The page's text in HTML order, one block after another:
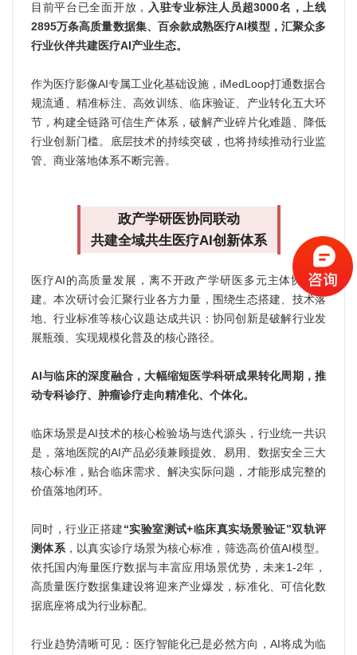
目前平台已全面开放，
入驻专业标注人员超3000名，上线
2895万条高质量数据集、百余款成熟医疗AI模型，汇聚众多
行业伙伴共建医疗AI产业生态。
作为医疗影像AI专属工业化基础设施，iMedLoop打通数据合
规流通、精准标注、高效训练、临床验证、产业转化五大环
节，构建全链路可信生产体系，破解产业碎片化难题、降低
行业创新门槛。底层技术的持续突破，也将持续推动行业监
管、商业落地体系不断完善。
政产学研医协同联动
共建全域共生医疗AI创新体系
医疗AI的高质量发展，离不开政产学研医多元主体协同共
建。本次研讨会汇聚行业各方力量，围绕生态搭建、技术落
地、行业标准等核心议题达成共识：协同创新是破解行业发
展瓶颈、实现规模化普及的核心路径。
AI与临床的深度融合，大幅缩短医学科研成果转化周期，推
动专科诊疗、肿瘤诊疗走向精准化、个体化。
临床场景是AI技术的核心检验场与迭代源头，行业统一共识
是，落地医院的AI产品必须兼顾提效、易用、数据安全三大
核心标准，贴合临床需求、解决实际问题，才能形成完整的
价值落地闭环。
同时，行业正搭建“实验室测试+临床真实场景验证”双轨评
测体系，以真实诊疗场景为核心标准，筛选高价值AI模型。
依托国内海量医疗数据与丰富应用场景优势，未来1-2年，
高质量医疗数据集建设将迎来产业爆发，标准化、可信化数
据底座将成为行业标配。
行业趋势清晰可见：医疗智能化已是必然方向，AI将成为临